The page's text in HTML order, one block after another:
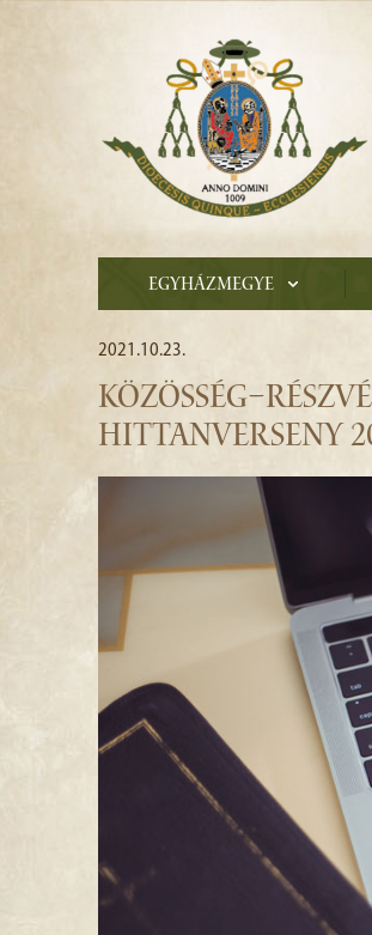
Egyházmegye
2021.10.23.
HITTANVERSENY